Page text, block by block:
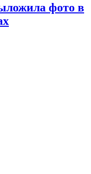
фото в